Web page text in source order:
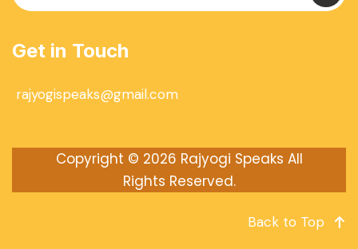
Get in Touch
rajyogispeaks@gmail.com
Copyright © 2026 Rajyogi Speaks All
Rights Reserved.
Back to Top